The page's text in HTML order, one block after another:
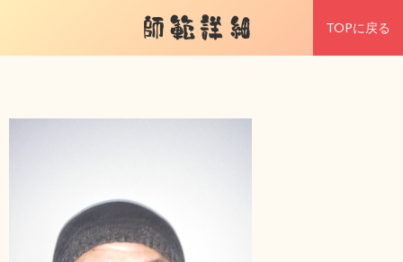
師範詳細 TOPに戻る